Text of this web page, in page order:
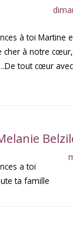
à toi Martine
cher à notre
tout cœur
a toi
ta famille